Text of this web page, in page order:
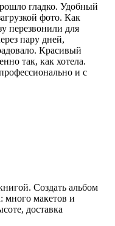
гладко. Удобный
фото. Как
перезвонили для
пару дней,
Красивый
так, как хотела.
и с
Создать альбом
много макетов и
доставка